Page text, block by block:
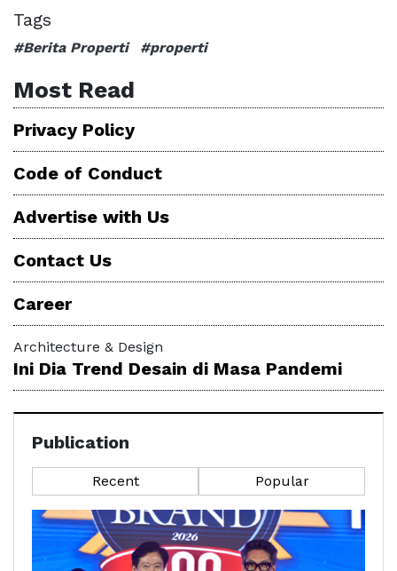
Tags
#Berita Properti #properti
Most Read
Privacy Policy
Code of Conduct
Advertise with Us
Contact Us
Career
Architecture & Design
Ini Dia Trend Desain di Masa Pandemi
Publication
Recent Popular